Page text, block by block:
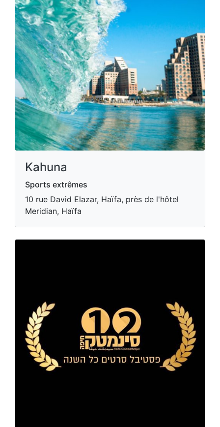
Kahuna
Sports extrêmes
10 rue David Elazar, Haïfa, près de l'hôtel
Meridian, Haïfa